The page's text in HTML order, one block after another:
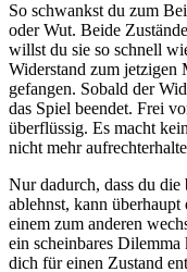
So schwankst du zum
oder Wut. Beide
willst du sie so schnell
Widerstand zum jetzigen
gefangen. Sobald der
das Spiel beendet. Frei
überflüssig. Es macht
nicht mehr
Nur dadurch, dass du die
ablehnst, kann
einem zum anderen
ein scheinbares Dilemma
dich für einen Zustand